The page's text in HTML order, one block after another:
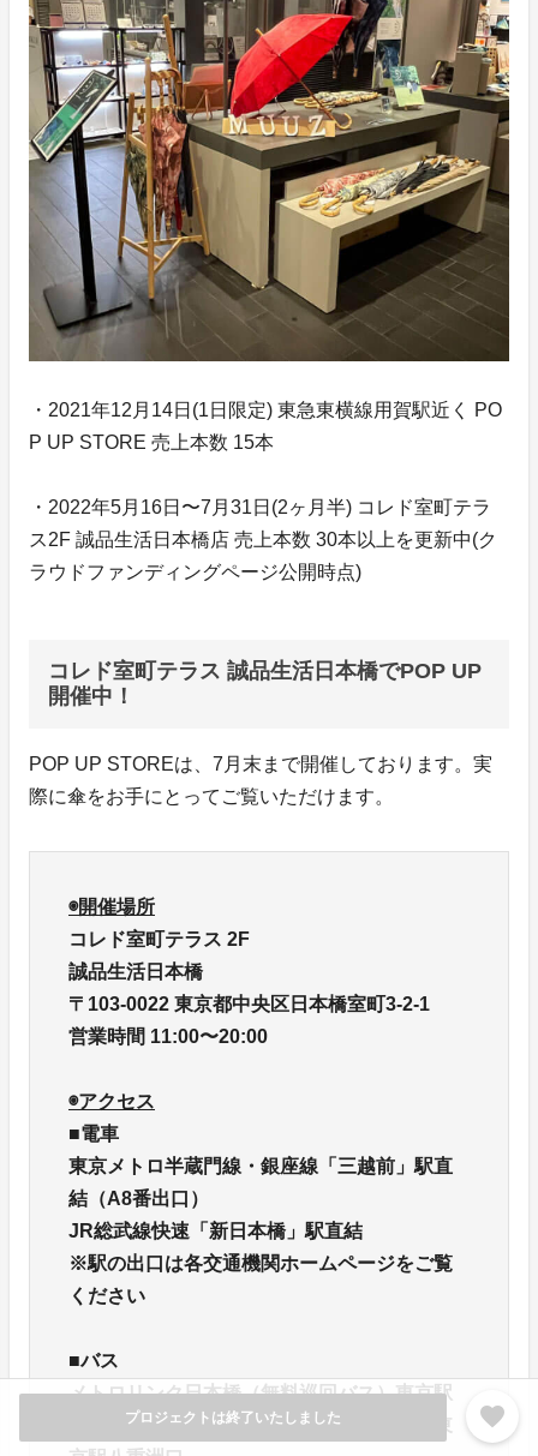
プロジェクトは終了いたしました favorite
・2021年12月14日(1日限定) 東急東横線用賀駅近く PO
P UP STORE 売上本数 15本
・2022年5月16日〜7月31日(2ヶ月半) コレド室町テラ
ス2F 誠品生活日本橋店 売上本数 30本以上を更新中(ク
ラウドファンディングページ公開時点)
コレド室町テラス 誠品生活日本橋でPOP UP
開催中！
POP UP STOREは、7月末まで開催しております。実
際に傘をお手にとってご覧いただけます。
◉開催場所
コレド室町テラス 2F
誠品生活日本橋
〒103-0022 東京都中央区日本橋室町3-2-1
営業時間 11:00〜20:00
◉アクセス
■電車
東京メトロ半蔵門線・銀座線「三越前」駅直
結（A8番出口）
JR総武線快速「新日本橋」駅直結
※駅の出口は各交通機関ホームページをご覧
ください
■バス
メトロリンク日本橋（無料巡回バス）東京駅
八重洲口～地下鉄日本橋駅、日本橋南詰～東